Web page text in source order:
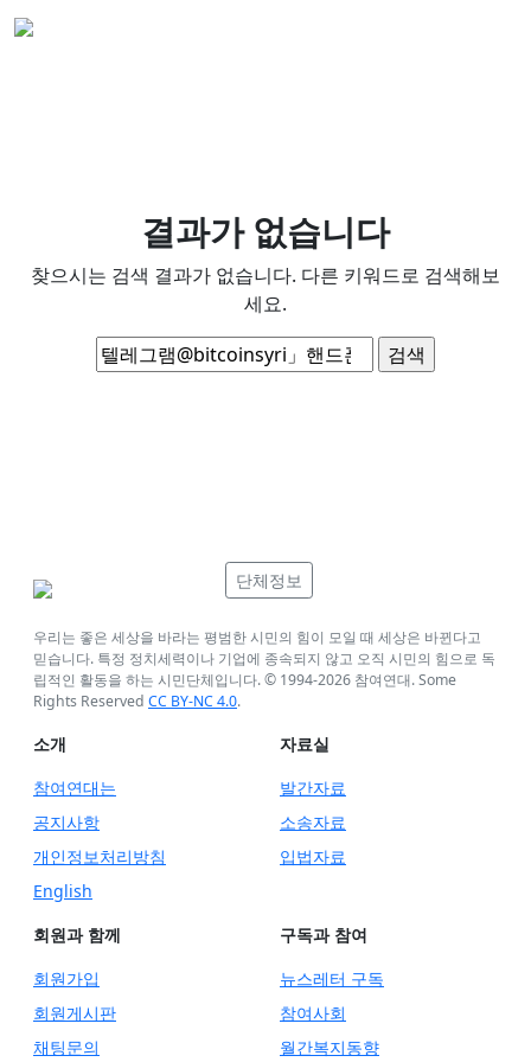
결과가 없습니다
찾으시는 검색 결과가 없습니다. 다른 키워드로 검색해보
세요.
검
색:
단체정보
우리는 좋은 세상을 바라는 평범한 시민의 힘이 모일 때 세상은 바뀐다고
믿습니다. 특정 정치세력이나 기업에 종속되지 않고 오직 시민의 힘으로 독
립적인 활동을 하는 시민단체입니다. © 1994-2026 참여연대. Some
Rights Reserved CC BY-NC 4.0.
소개
참여연대는
공지사항
개인정보처리방침
English
자료실
발간자료
소송자료
입법자료
회원과 함께
회원가입
회원게시판
채팅문의
구독과 참여
뉴스레터 구독
참여사회
월간복지동향